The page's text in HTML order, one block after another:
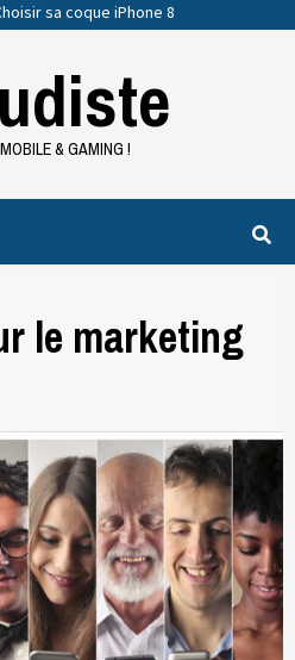
sa coque iPhone 8
& GAMING !
le marketing